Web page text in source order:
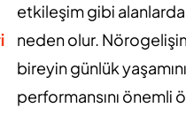
etkileşim gibi
neden olur.
bireyin günlük
performansını önemli